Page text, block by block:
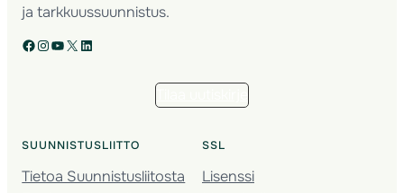
ja tarkkuussuunnistus.
Facebook Instagram YouTube X LinkedIn
SUUNNISTUSLIITTO
Tietoa Suunnistusliitosta
SSL
Lisenssi